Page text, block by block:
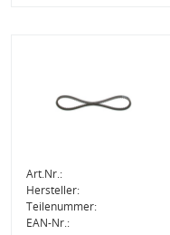
Art.Nr.:
Hersteller:
Teilenummer:
EAN-Nr.: